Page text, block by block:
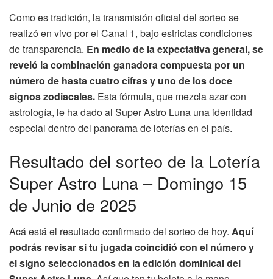
Como es tradición, la transmisión oficial del sorteo se
realizó en vivo por el Canal 1, bajo estrictas condiciones
de transparencia. En medio de la expectativa general, se
reveló la combinación ganadora compuesta por un
número de hasta cuatro cifras y uno de los doce
signos zodiacales. Esta fórmula, que mezcla azar con
astrología, le ha dado al Super Astro Luna una identidad
especial dentro del panorama de loterías en el país.
Resultado del sorteo de la Lotería
Super Astro Luna – Domingo 15
de Junio de 2025
Acá está el resultado confirmado del sorteo de hoy. Aquí
podrás revisar si tu jugada coincidió con el número y
el signo seleccionados en la edición dominical del